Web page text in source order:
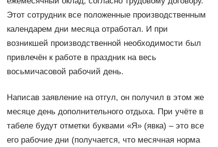
Этот сотрудник все положенные производственным
календарем дни месяца отработал. И при
возникшей производственной необходимости был
привлечён к работе в праздник на весь
восьмичасовой рабочий день.
Написав заявление на отгул, он получил в этом же
месяце день дополнительного отдыха. При учёте в
табеле будут отметки буквами «Я» (явка) – это все
его рабочие дни (получается, что месячная норма